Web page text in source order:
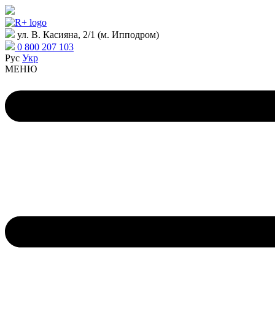
ул. В. Касияна, 2/1 (м. Ипподром)
0 800 207 103
Рус Укр
МЕНЮ